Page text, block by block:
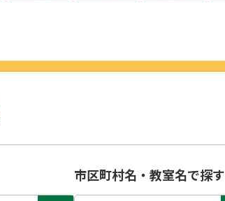
市区町村名・教室名で探す